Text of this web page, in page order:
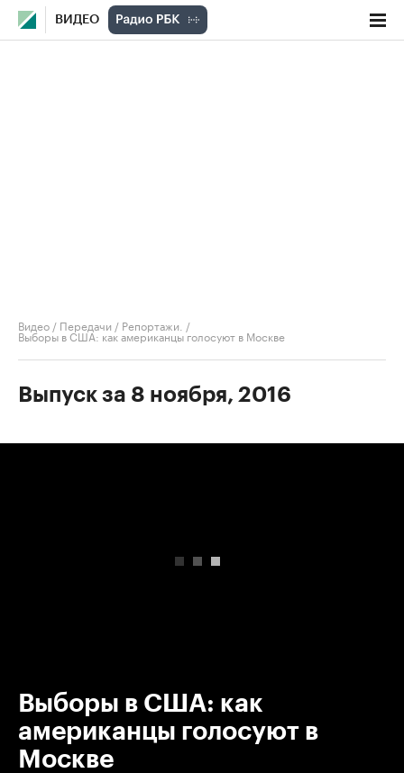
ВИДЕО
Видео / Передачи / Репортажи. /
Выборы в США: как американцы голосуют в Москве
Выпуск за 8 ноября, 2016
Выборы в США: как
американцы голосуют в
Москве